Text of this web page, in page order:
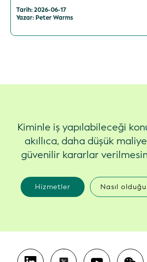
Tarih: 2026-06-17
Yazar: Peter Warms
Kiminle iş yapılabileceği
akıllıca, daha düşük
güvenilir kararlar
Hizmetler Nasıl